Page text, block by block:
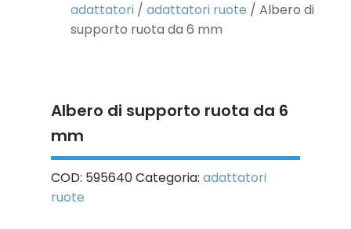
adattatori/ adattatori ruote / Albero di
supporto ruota da 6 mm
Albero di supporto ruota da 6
mm
COD: 595640Categoria: adattatori
ruote